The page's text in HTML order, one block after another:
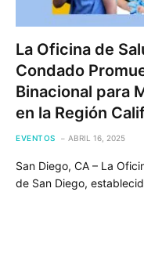
La Oficina de
Condado
Binacional para
en la Región
EVENTOS ABRIL 16, 2025
San Diego, CA – La
de San Diego,